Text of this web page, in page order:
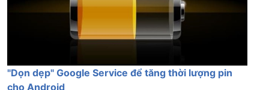
"Dọn dẹp" Google Service để tăng thời lượng pin
cho Android